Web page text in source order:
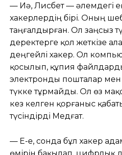
— Иә, Лисбет — әлемдегі
хакерлердің бірі. Оның
таңғалдырған. Ол заңсыз
деректерге қол жеткізе
деңгейлі хакер. Ол
қосылып, құпия
электронды пошталар мен
түкке тұрмайды. Ол өз
кез келген қорғаныс
түсіндірді Медғат.
— Е-е, сонда бұл хакер